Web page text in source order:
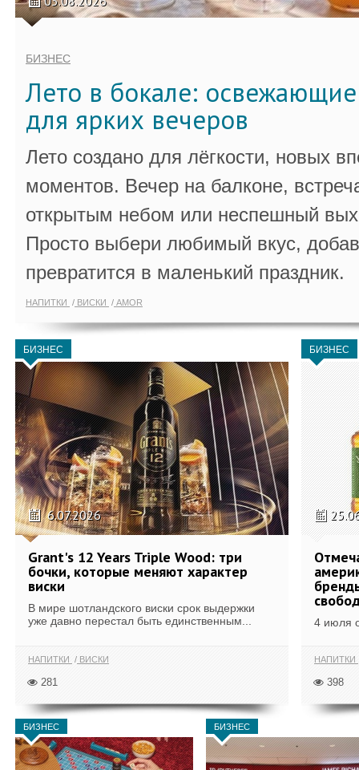
БИЗНЕС
Лето в бокале:
для ярких вечеров
Лето создано для лёгкости, новых
моментов. Вечер на балконе,
открытым небом или неспешный
Просто выбери любимый вкус,
превратится в маленький праздник.
НАПИТКИ ВИСКИ AMOR
БИЗНЕС
6.07.2026
Grant's 12 Years Triple Wood: три
бочки, которые меняют характер
виски
В мире шотландского виски срок выдержки
уже давно перестал быть единственным...
НАПИТКИ ВИСКИ
281
БИЗНЕС
4 июля
НАПИТКИ
398
БИЗНЕС БИЗНЕС